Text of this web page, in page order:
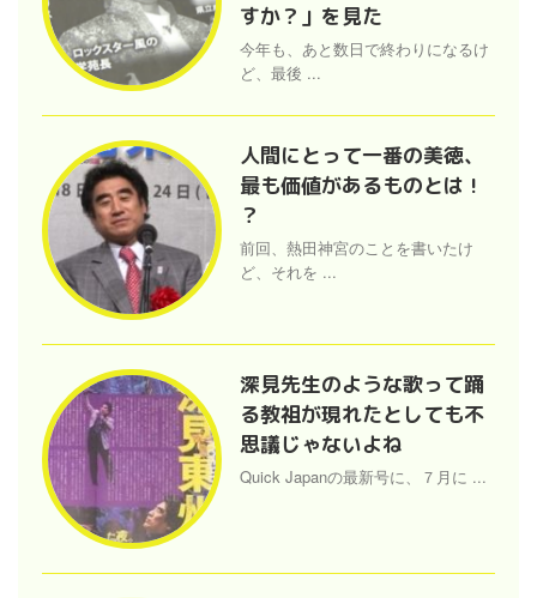
すか？」を見た
今年も、あと数日で終わりになるけ
ど、最後 ...
人間にとって一番の美徳、
最も価値があるものとは !
？
前回、熱田神宮のことを書いたけ
ど、それを ...
深見先生のような歌って踊
る教祖が現れたとしても不
思議じゃないよね
Quick Japanの最新号に、７月に ...